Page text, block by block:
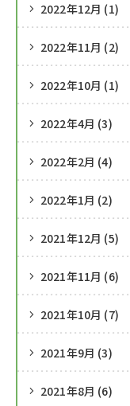
2022年12月 (1)
2022年11月 (2)
2022年10月 (1)
2022年4月 (3)
2022年2月 (4)
2022年1月 (2)
2021年12月 (5)
2021年11月 (6)
2021年10月 (7)
2021年9月 (3)
2021年8月 (6)